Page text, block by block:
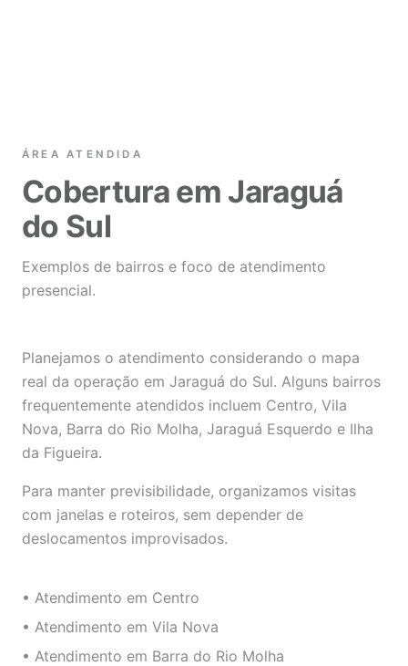
ÁREA ATENDIDA
Cobertura em Jaraguá
do Sul
Exemplos de bairros e foco de atendimento
presencial.
Planejamos o atendimento considerando o mapa
real da operação em Jaraguá do Sul. Alguns bairros
frequentemente atendidos incluem Centro, Vila
Nova, Barra do Rio Molha, Jaraguá Esquerdo e Ilha
da Figueira.
Para manter previsibilidade, organizamos visitas
com janelas e roteiros, sem depender de
deslocamentos improvisados.
• Atendimento em Centro
• Atendimento em Vila Nova
• Atendimento em Barra do Rio Molha